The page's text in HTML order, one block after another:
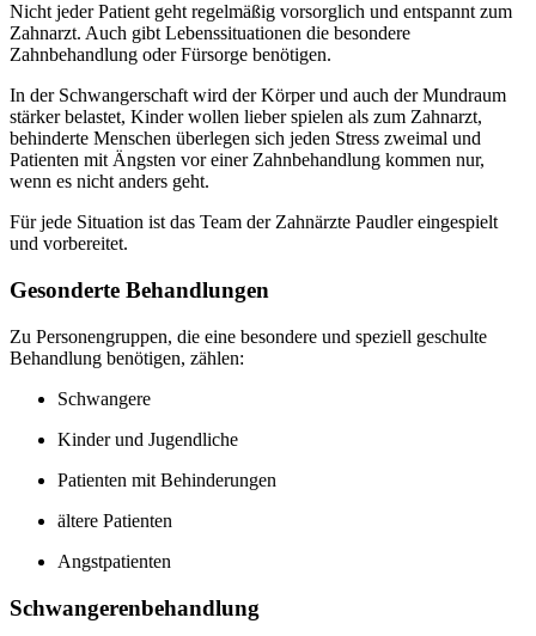
Nicht jeder Patient geht regelmäßig vorsorglich und entspannt zum
Zahnarzt. Auch gibt Lebenssituationen die besondere
Zahnbehandlung oder Fürsorge benötigen.
In der Schwangerschaft wird der Körper und auch der Mundraum
stärker belastet, Kinder wollen lieber spielen als zum Zahnarzt,
behinderte Menschen überlegen sich jeden Stress zweimal und
Patienten mit Ängsten vor einer Zahnbehandlung kommen nur,
wenn es nicht anders geht.
Für jede Situation ist das Team der Zahnärzte Paudler eingespielt
und vorbereitet.
Gesonderte Behandlungen
Zu Personengruppen, die eine besondere und speziell geschulte
Behandlung benötigen, zählen:
Schwangere
Kinder und Jugendliche
Patienten mit Behinderungen
ältere Patienten
Angstpatienten
Schwangerenbehandlung